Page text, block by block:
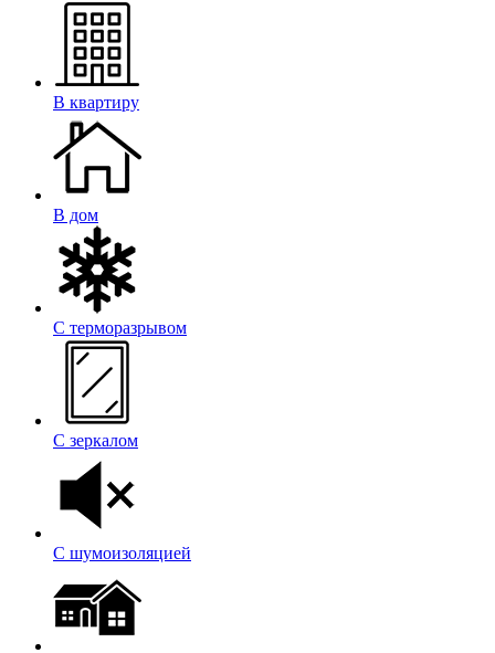
В квартиру
В дом
С терморазрывом
С зеркалом
С шумоизоляцией